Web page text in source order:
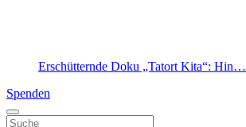
Erschütternde Doku „Tatort Kita“: Hin…
Spenden